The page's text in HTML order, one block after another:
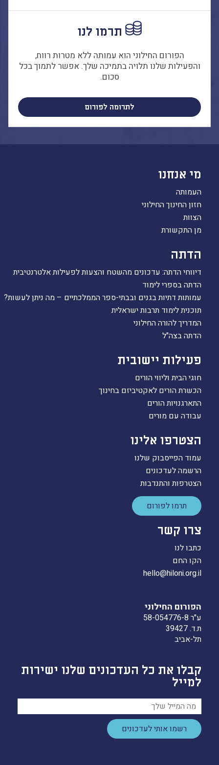
תרמו לנו
הפורום החילוני הוא עמותה ללא מטרות רווח,
והפעילות שלנו תלויה בתמיכה שלך. אפשר לתמוך בכל
סכום.
לתרומה לפורום
מי אנחנו
העמותה
חזון החינוך החילוני
הצוות
מן התקשורת
הדתה
דיווחי הדתה: עדכונים מהשטח והצעות לפעילות אלטרנטיבית
הדתה בספרי לימוד
עמותות דתיות בגנים ובבתי-ספר הממלכתיים – מה ניתן לעשות?
תוכנית לימוד תרבות ישראלית
המדריך להורה החילוני
הדתה בצה"ל
פעילות יישובית
חוגי הבית וליווי הורים
הכשרת הורים לאקטיביזם בחינוך
התארגנויות הורים
עבודה עם מורים
הצטרפו אלינו
עמוד הפייסבוק שלנו
הרשמה לעדכונים
הצטרפות והתנדבות
תרמו לפורום
צרו קשר
כתבו לנו
הקו החם
hello@hiloni.org.il
קבלו את כל העדכונים שלנו ישירות
למייל
רשמו אותי לעדכונים
הפורום החילוני
ע"ר 58-054776-8
ת.ד. 39427
תל-אביב